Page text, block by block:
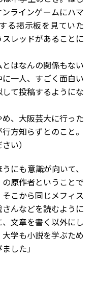
ラインゲームにハマ
る掲示板を見ていた
レッドがあることに
とはなんの関係もない
一人、すごく面白い
て投稿するようにな
め、大阪芸大に行った
方知らずとのこと。
い）
にも意識が向いて、
原作者ということで
こから同じメフィス
んなどを読むように
文章を書く以外にし
学も小説を学ぶため
した」